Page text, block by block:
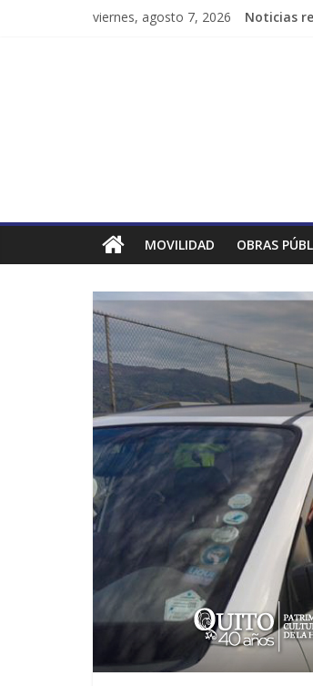
viernes, agosto 7, 2026 Noticias
MOVILIDAD OBRAS